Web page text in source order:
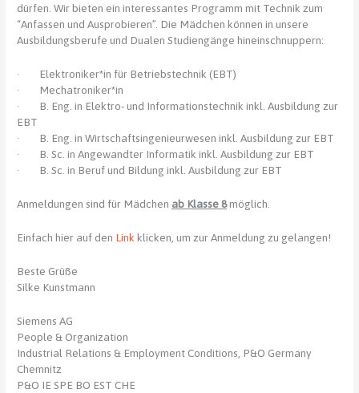
dürfen. Wir bieten ein interessantes Programm mit Technik zum
“Anfassen und Ausprobieren”. Die Mädchen können in unsere
Ausbildungsberufe und Dualen Studiengänge hineinschnuppern:
· Elektroniker*in für Betriebstechnik (EBT)
· Mechatroniker*in
· B. Eng. in Elektro- und Informationstechnik inkl. Ausbildung zur
EBT
· B. Eng. in Wirtschaftsingenieurwesen inkl. Ausbildung zur EBT
· B. Sc. in Angewandter Informatik inkl. Ausbildung zur EBT
· B. Sc. in Beruf und Bildung inkl. Ausbildung zur EBT
Anmeldungen sind für Mädchen ab Klasse 8möglich.
Einfach hier auf den Link klicken, um zur Anmeldung zu gelangen!
Beste Grüße
Silke Kunstmann
Siemens AG
People & Organization
Industrial Relations & Employment Conditions, P&O Germany
Chemnitz
P&O IE SPE BO EST CHE